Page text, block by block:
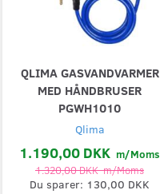
QLIMA GASVANDVARMER
MED HÅNDBRUSER
PGWH1010
Qlima
1.190,00 DKK m/Moms
1.320,00 DKKm/Moms
Du sparer: 130,00 DKK